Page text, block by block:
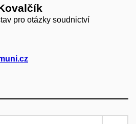
pro otázky soudnictví